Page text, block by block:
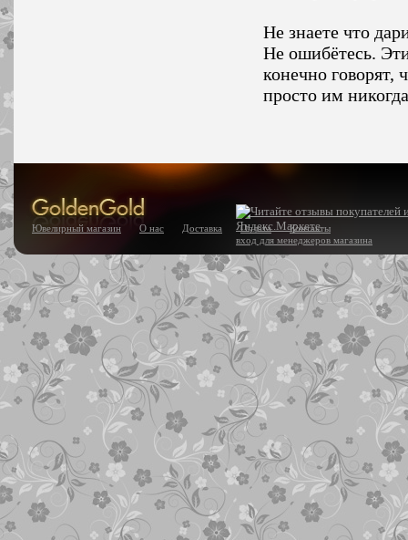
Не знаете что
Не ошибётесь.
конечно говорят,
просто им
Ювелирный магазин О нас Доставка Оплата
Контакты
вход для менеджеров магазина